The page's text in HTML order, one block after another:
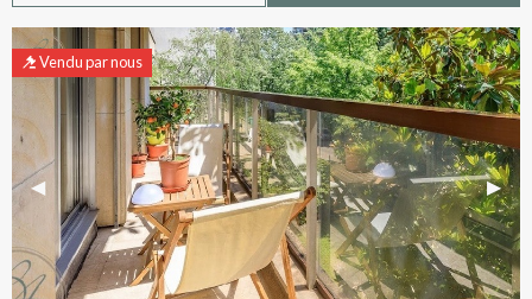
Vendu par nous
Previous Slide
◀︎ Next
▶︎